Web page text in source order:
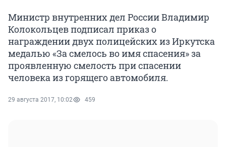
Министр внутренних дел России Владимир
Колокольцев подписал приказ о
награждении двух полицейских из Иркутска
медалью «За смелось во имя спасения» за
проявленную смелость при спасении
человека из горящего автомобиля.
29 августа 2017, 10:02 459